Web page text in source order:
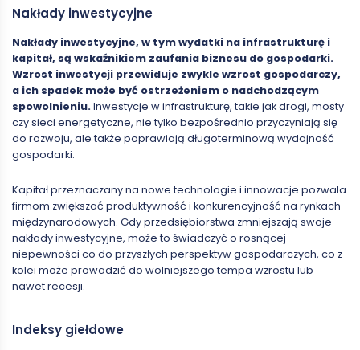
Nakłady inwestycyjne
Nakłady inwestycyjne, w tym wydatki na infrastrukturę i
kapitał, są wskaźnikiem zaufania biznesu do gospodarki.
Wzrost inwestycji przewiduje zwykle wzrost gospodarczy,
a ich spadek może być ostrzeżeniem o nadchodzącym
spowolnieniu.Inwestycje w infrastrukturę, takie jak drogi, mosty
czy sieci energetyczne, nie tylko bezpośrednio przyczyniają się
do rozwoju, ale także poprawiają długoterminową wydajność
gospodarki.
Kapitał przeznaczany na nowe technologie i innowacje pozwala
firmom zwiększać produktywność i konkurencyjność na rynkach
międzynarodowych. Gdy przedsiębiorstwa zmniejszają swoje
nakłady inwestycyjne, może to świadczyć o rosnącej
niepewności co do przyszłych perspektyw gospodarczych, co z
kolei może prowadzić do wolniejszego tempa wzrostu lub
nawet recesji.
Indeksy giełdowe